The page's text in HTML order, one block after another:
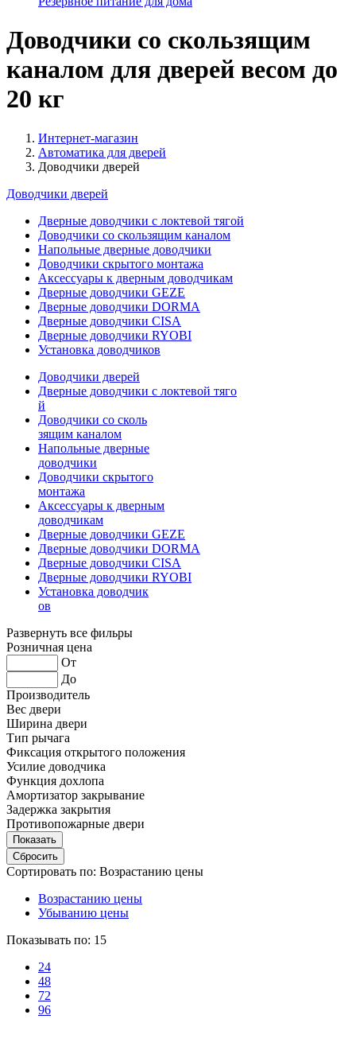
Доводчики со скользящим
каналом для дверей весом до
20 кг
Интернет-магазин
Автоматика для дверей
Доводчики дверей
Доводчики дверей
Дверные доводчики с локтевой тягой
Доводчики со скользящим каналом
Напольные дверные доводчики
Доводчики скрытого монтажа
Аксессуары к дверным доводчикам
Дверные доводчики GEZE
Дверные доводчики DORMA
Дверные доводчики CISA
Дверные доводчики RYOBI
Установка доводчиков
Доводчики дверей
Дверные доводчики с локтевой тяго
й
Доводчики со сколь
зящим каналом
Напольные дверные
доводчики
Доводчики скрытого
монтажа
Аксессуары к дверным
доводчикам
Дверные доводчики GEZE
Дверные доводчики DORMA
Дверные доводчики CISA
Дверные доводчики RYOBI
Установка доводчик
ов
Развернуть все фильры
Розничная цена
От
До
Производитель
Вес двери
Ширина двери
Тип рычага
Фиксация открытого положения
Усилие доводчика
Функция дохлопа
Амортизатор закрывание
Задержка закрытия
Противопожарные двери
Сортировать по: Возрастанию цены
Возрастанию цены
Убыванию цены
Показывать по: 15
24
48
72
96